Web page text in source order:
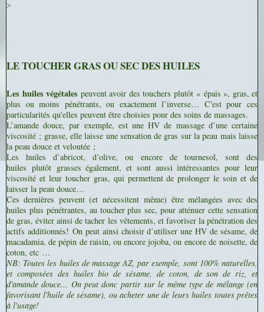
>
LE TOUCHER GRAS OU SEC DES HUILES
Les huiles végétales peuvent avoir des touchers plutôt« épais », gras, et
plus ou moins pénétrants, ou exactement l’inverse… C'est pour ces
particularités qu'elles peuvent être choisies pour des soins de massages.
L’amande douce, par exemple, est une HV de massage d’une certaine
viscosité ; grasse, elle laisse une sensation de gras sur la peau mais laisse
la peau douce et veloutée ;
Les huiles d’abricot, d’olive, ou encore de tournesol, sont des
huiles plutôt grasses également, et sont aussi intéressantes pour leur
viscosité et leur toucher gras, qui permettent de prolonger le soin et de
laisser la peau douce…
Ces dernières peuvent (et nécessitent même) être mélangées avec des
huiles plus pénétrantes, au toucher plus sec, pour atténuer cette sensation
de gras, éviter ainsi de tacher les vêtements, et favoriser la pénétration des
actifs additionnés! On peut ainsi choisir d’utiliser une HVde sésame, de
macadamia, de pépin de raisin, ou encore jojoba, ou encore de noisette, de
coton, etc …
NB: Toutes les huiles de massage AZ, par exemple, sont 100% naturelles,
et composées des huiles bio de sésame, de coton, de son de riz, et
d'amande douce... On peut donc partir sur le même type de mélange (en
favorisant l'huile de sésame), ou acheter une de leurs huiles toutes prêtes
à l'usage!